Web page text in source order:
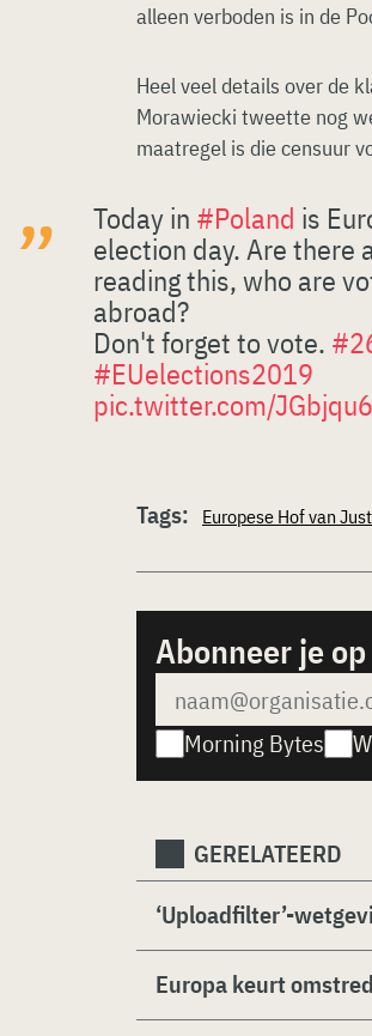
alleen verboden is in de
Heel veel details over de
Morawiecki tweette nog
maatregel is die censuur
Today in #Poland is
election day. Are there
reading this, who are
abroad?
Don't forget to vote.
#EUelections2019
pic.twitter.com/
Tags: Europese Hof van
Abonneer je
Morning Bytes
GERELATEERD
‘Uploadfilter’-
Europa keurt